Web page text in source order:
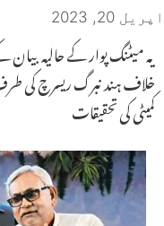
اپریل 20, 2023
یہ میٹنگ پوار کے حالیہ
خلاف ہند نبرگ ریسرچ کی
کمیٹی کی تحقیقات